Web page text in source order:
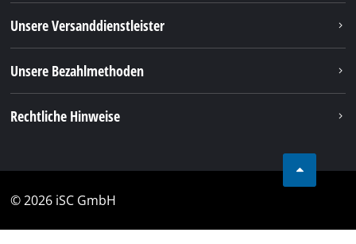
Unsere Versanddienstleister
Unsere Bezahlmethoden
Rechtliche Hinweise
© 2026 iSC GmbH